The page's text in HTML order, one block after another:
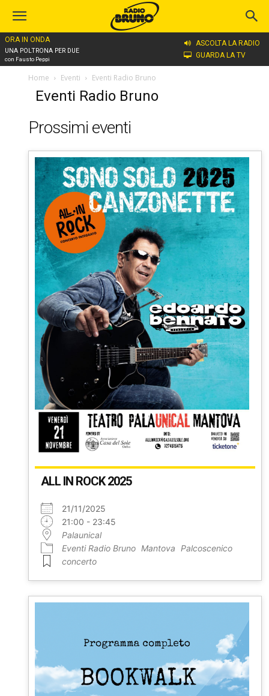
ORA IN ONDA
UNA POLTRONA PER DUE
con Fausto Peppi
ASCOLTA LA RADIO
GUARDA LA TV
Home Eventi Eventi Radio Bruno
Eventi Radio Bruno
Prossimi eventi
ALL IN ROCK 2025
21/11/2025
21:00 - 23:45
Palaunical
Eventi Radio Bruno Mantova
Palcoscenico
concerto